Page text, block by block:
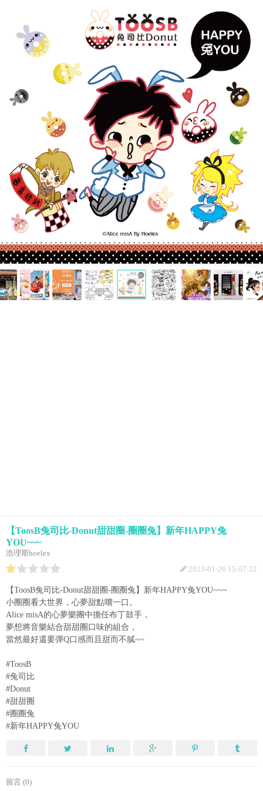
【ToosB兔司比-Donut甜甜圈-圈圈兔】新年HAPPY兔
YOU~~~
浩理斯hoelex
2023-01-26 15:07:22
【ToosB兔司比-Donut甜甜圈-圈圈兔】新年HAPPY兔YOU~~~
小圈圈看大世界，心夢甜點嚐一口。
Alice misA的心夢樂團中擔任布丁鼓手，
夢想將音樂結合甜甜圈口味的組合，
當然最好還要彈Q口感而且甜而不膩~~
#ToosB
#兔司比
#Donut
#甜甜圈
#圈圈兔
#新年HAPPY兔YOU
留言 (0)